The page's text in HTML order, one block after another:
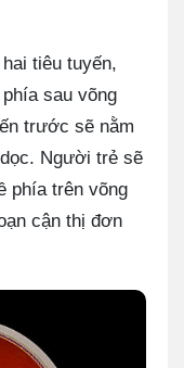
tiêu tuyến,
sau võng
trước sẽ nằm
Người trẻ sẽ
phía trên võng
cận thị đơn